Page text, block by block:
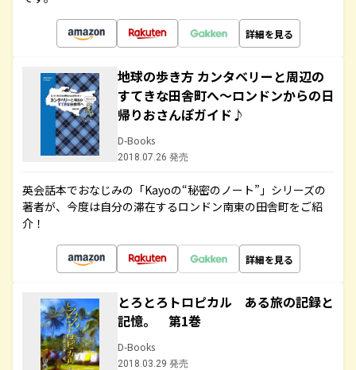
詳細を見る
地球の歩き方 カンタベリーと周辺の
すてきな田舎町へ～ロンドンからの日
帰りおさんぽガイド♪
D-Books
2018.07.26 発売
英会話本でおなじみの「Kayoの“秘密のノート”」シリーズの
著者が、今度は自分の滞在するロンドン南東の田舎町をご紹
介！
詳細を見る
とろとろトロピカル ある旅の記録と
記憶。 第1巻
D-Books
2018.03.29 発売